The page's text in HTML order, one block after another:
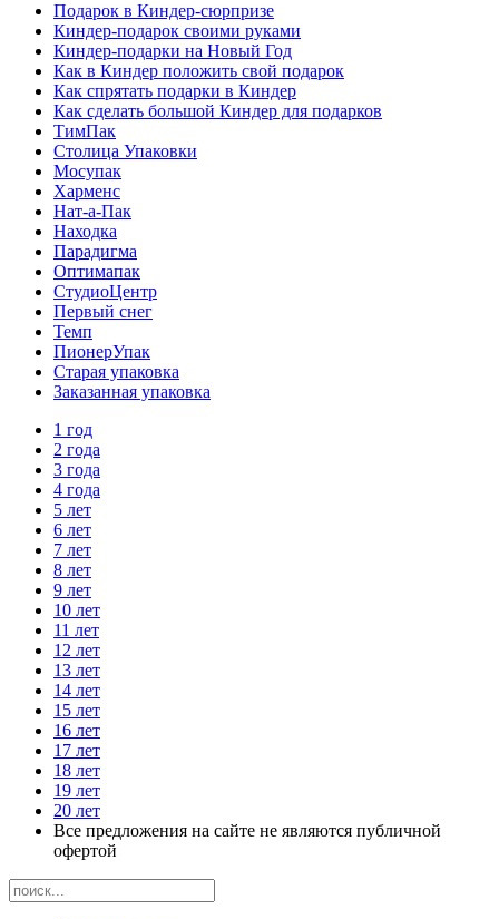
Подарок в Киндер-сюрпризе
Киндер-подарок своими руками
Киндер-подарки на Новый Год
Как в Киндер положить свой подарок
Как спрятать подарки в Киндер
Как сделать большой Киндер для подарков
ТимПак
Столица Упаковки
Мосупак
Харменс
Нат-а-Пак
Находка
Парадигма
Оптимапак
СтудиоЦентр
Первый снег
Темп
ПионерУпак
Старая упаковка
Заказанная упаковка
1 год
2 года
3 года
4 года
5 лет
6 лет
7 лет
8 лет
9 лет
10 лет
11 лет
12 лет
13 лет
14 лет
15 лет
16 лет
17 лет
18 лет
19 лет
20 лет
Все предложения на сайте не являются публичной
офертой